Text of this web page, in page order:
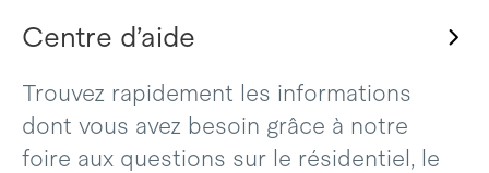
Centre d’aide
Trouvez rapidement les informations
dont vous avez besoin grâce à notre
foire aux questions sur le résidentiel, le